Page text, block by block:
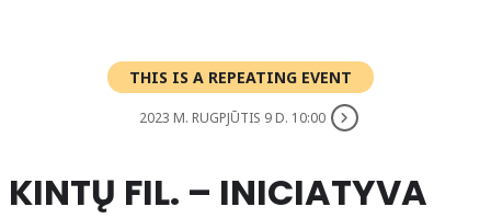
THIS IS A REPEATING EVENT
2023 M. RUGPJŪTIS 9 D. 10:00
KINTŲ FIL. – INICIATYVA